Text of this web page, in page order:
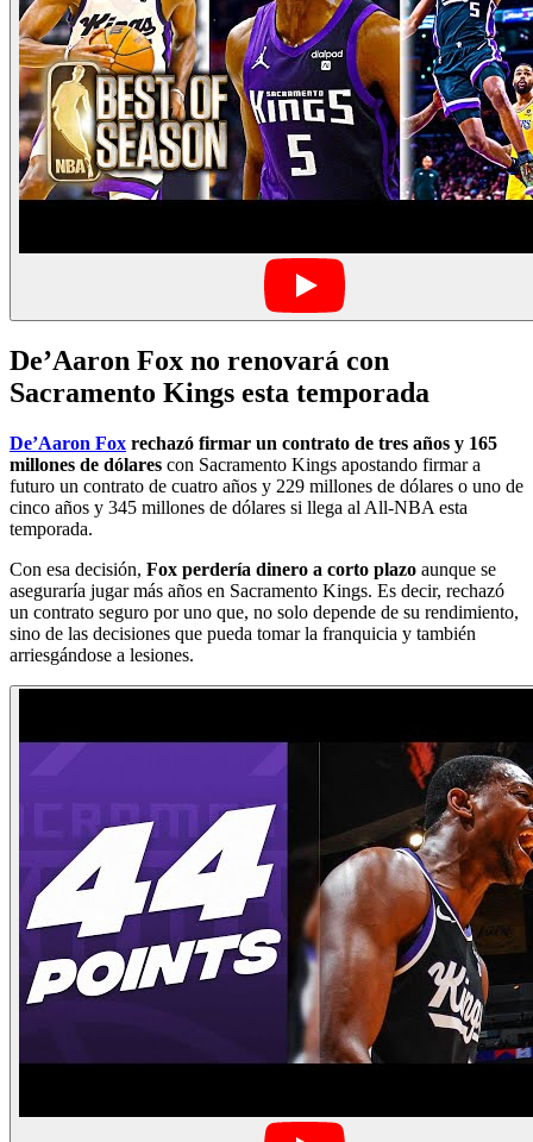
De’Aaron Fox no renovará con
Sacramento Kings esta temporada
De’Aaron Fox rechazó firmar un contrato de tres años y 165
millones de dólares con Sacramento Kings apostando firmar a
futuro un contrato de cuatro años y 229 millones de dólares o uno de
cinco años y 345 millones de dólares si llega al All-NBA esta
temporada.
Con esa decisión, Fox perdería dinero a corto plazo aunque se
aseguraría jugar más años en Sacramento Kings. Es decir, rechazó
un contrato seguro por uno que, no solo depende de su rendimiento,
sino de las decisiones que pueda tomar la franquicia y también
arriesgándose a lesiones.